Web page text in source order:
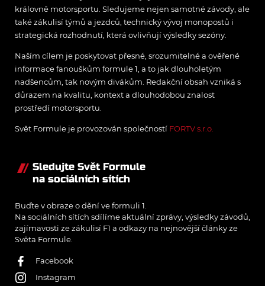
královně motorsportu. Sledujeme nejen samotné závody, ale
také zákulisí týmů a jezdců, technický vývoj monopostů i
strategická rozhodnutí, která ovlivňují výsledky sezóny.
Naším cílem je poskytovat přesné, srozumitelné a ověřené
informace fanouškům formule 1, a to jak dlouholetým
nadšencům, tak novým divákům. Redakční obsah vzniká s
důrazem na kvalitu, kontext a dlouhodobou znalost
prostředí motorsportu.
Svět Formule je provozován společností FORTV s.r.o.
Sledujte Svět Formule
na sociálních sítích
Buďte v obraze o dění ve formuli 1.
Na sociálních sítích sdílíme aktuální zprávy, výsledky závodů,
zajímavosti ze zákulisí F1 a odkazy na nejnovější články ze
Světa Formule.
Facebook
Instagram